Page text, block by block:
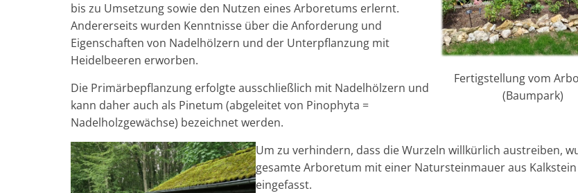
bis zu Umsetzung sowie den Nutzen eines Arboretums erlernt.
Andererseits wurden Kenntnisse über die Anforderung und
Eigenschaften von Nadelhölzern und der Unterpflanzung mit
Heidelbeeren erworben.
Die Primärbepflanzung erfolgte ausschließlich mit Nadelhölzern und
kann daher auch als Pinetum (abgeleitet von Pinophyta =
Nadelholzgewächse) bezeichnet werden.
Fertigstellung vom
(Baumpark)
Um zu verhindern, dass die Wurzeln willkürlich austreiben,
gesamte Arboretum mit einer Natursteinmauer aus Kalkstein
eingefasst.